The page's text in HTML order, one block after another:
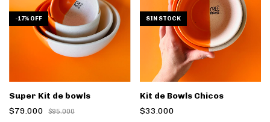
-17% OFF
Super Kit de bowls
$79.000
$95.000
SIN STOCK
Kit de Bowls Chicos
$33.000